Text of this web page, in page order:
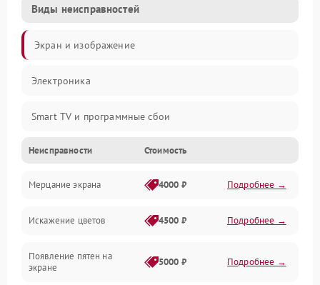
Виды неисправностей
Экран и изображение
Электроника
Smart TV и программные сбои
Питание и запуск
Подсветка и LED-модули
Звук и аудиосистема
Сигнал и приём каналов
Неисправности Стоимость
Мерцание экрана 4000 ₽ Подробнее →
Искажение цветов 4500 ₽ Подробнее →
Появление пятен на
экране
5000 ₽ Подробнее →